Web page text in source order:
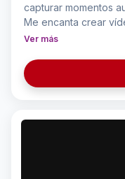
capturar momentos
Me encanta crear
emociones reales,
natural. Mi pasión es contar historias a través de
imágenes y
Ver más